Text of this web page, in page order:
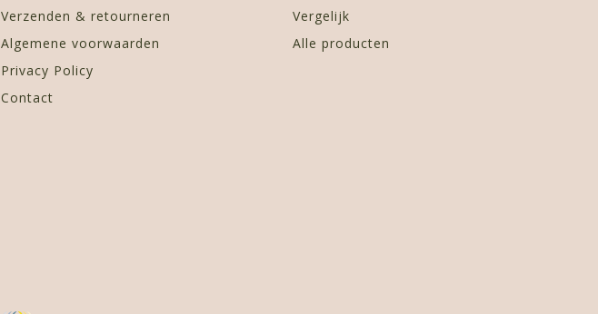
Verzenden & retourneren
Algemene voorwaarden
Privacy Policy
Contact
Vergelijk
Alle producten